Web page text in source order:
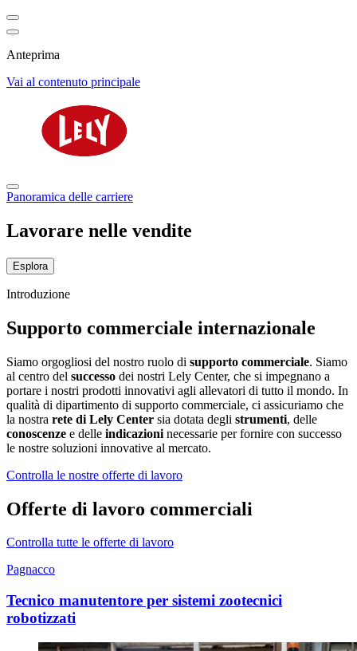
Anteprima
Vai al contenuto principale
Panoramica delle carriere
Lavorare nelle vendite
Esplora
Introduzione
Supporto commerciale internazionale
Siamo orgogliosi del nostro ruolo di supporto commerciale. Siamo
al centro del successo dei nostri Lely Center, che si impegnano a
portare i nostri prodotti innovativi agli allevatori di tutto il mondo. In
qualità di dipartimento di supporto commerciale, ci assicuriamo che
la nostra rete di Lely Center sia dotata degli strumenti, delle
conoscenze e delle indicazioni necessarie per fornire con successo
le nostre soluzioni innovative al mercato.
Controlla le nostre offerte di lavoro
Offerte di lavoro commerciali
Controlla tutte le offerte di lavoro
Pagnacco
Tecnico manutentore per sistemi zootecnici
robotizzati